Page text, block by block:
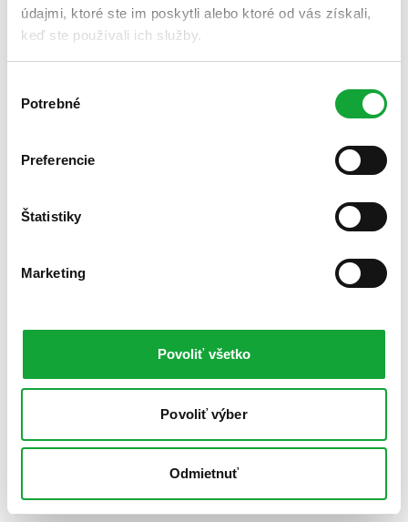
údajmi, ktoré ste im poskytli alebo ktoré od vás získali,
keď ste používali ich služby.
súhlasu
Potrebné
Preferencie
Štatistiky
Marketing
Povoliť všetko
Povoliť výber
Odmietnuť